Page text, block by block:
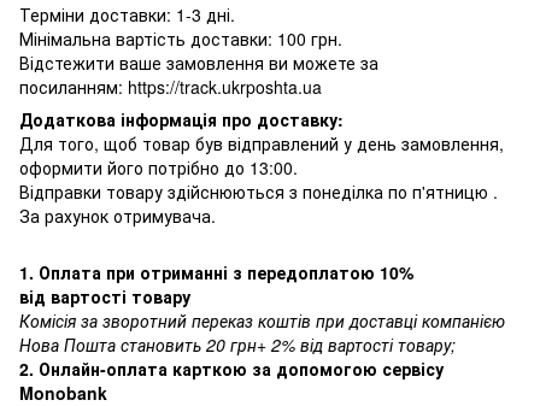
Терміни доставки: 1-3 дні.
Мінімальна вартість доставки: 100 грн.
Відстежити ваше замовлення ви можете за
посиланням: https://track.ukrposhta.ua
Додаткова інформація про доставку:
Для того, щоб товар був відправлений у день замовлення,
оформити його потрібно до 13:00.
Відправки товару здійснюються з понеділка по п'ятницю .
За рахунок отримувача.
1. Оплата при отриманні з передоплатою 10%
від вартості товару
Комісія за зворотний переказ коштів при доставці компанією
Нова Пошта становить 20 грн+ 2% від вартості товару;
2. Онлайн-оплата карткою за допомогою сервісу
Monobank